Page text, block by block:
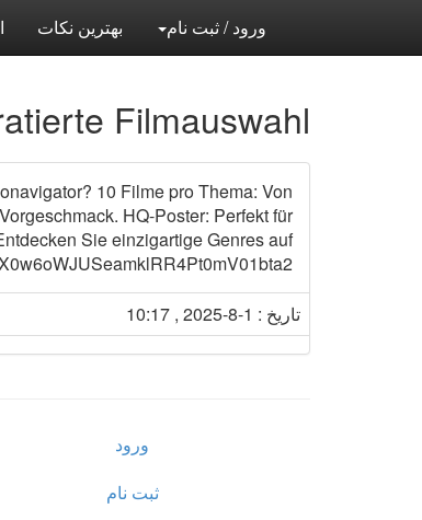
بهترین نکات ورود / ثبت نام
Filmauswahl
10 Filme pro Thema: Von
HQ-Poster: Perfekt für
Sie einzigartige Genres auf
تاریخ : 1-8-2025 , 10:17
ورود
ثبت نام